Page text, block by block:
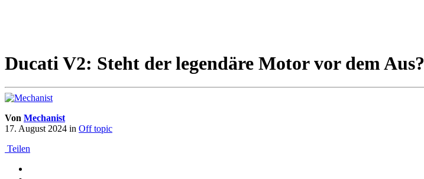
Ducati V2: Steht der legendäre Motor vor dem Aus?
Von Mechanist
17. August 2024 in Off topic
Teilen